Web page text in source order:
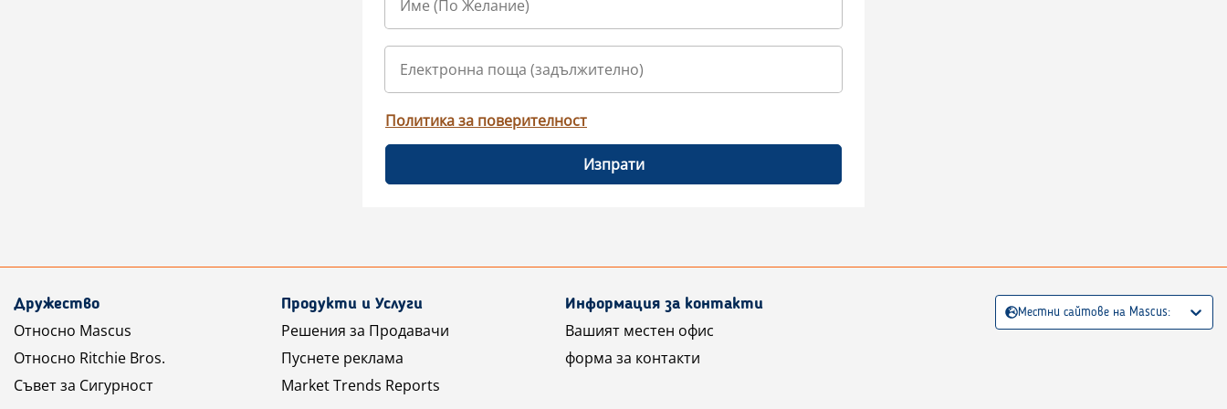
Политика за поверителност
Изпрати
Дружество
Относно Mascus
Относно Ritchie Bros.
Съвет за Сигурност
Продукти и Услуги
Решения за Продавачи
Пуснете реклама
Market Trends Reports
Информация за контакти
Вашият местен офис
форма за контакти
Местни сайтове на Mascus: